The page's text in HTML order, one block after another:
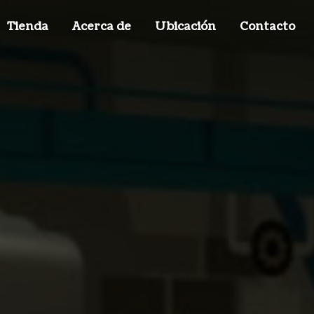
Tienda Acerca de Ubicación Contacto